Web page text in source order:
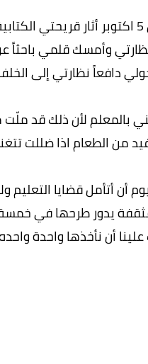
لعل اليوم العالمي للمعلم الذي يوافق 5
وأمسك قلمي
دافعاً نظارتي إلى
بالمعلم لأن ذلك قد ملّت
من الطعام اذا ضللت
أن أتأمل قضايا
يدور طرحها في
أن نأخذها واحدة